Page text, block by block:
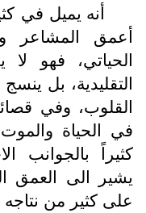
أنه يميل في
أعمق المشاعر
الحياتي، فهو
التقليدية، بل
القلوب، وفي
في الحياة
كثيراً بالجوانب
يشير الى العمق
على كثير من